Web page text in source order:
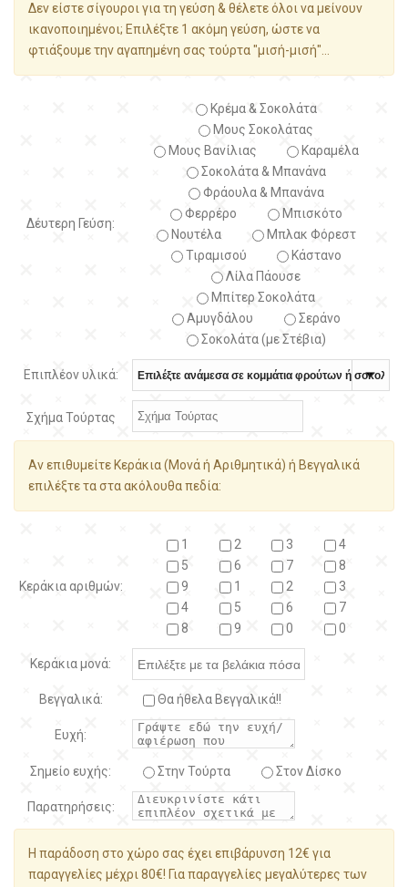
Δεν είστε σίγουροι για τη γεύση & θέλετε όλοι να μείνουν
ικανοποιημένοι; Επιλέξτε 1 ακόμη γεύση, ώστε να
φτιάξουμε την αγαπημένη σας τούρτα "μισή-μισή"...
Δέυτερη Γεύση:
Κρέμα & Σοκολάτα
Μους Σοκολάτας
Μους Βανίλιας
Καραμέλα
Σοκολάτα & Μπανάνα
Φράουλα & Μπανάνα
Φερρέρο
Μπισκότο
Νουτέλα
Μπλακ Φόρεστ
Τιραμισού
Κάστανο
Λίλα Πάουσε
Μπίτερ Σοκολάτα
Αμυγδάλου
Σεράνο
Σοκολάτα (με Στέβια)
Επιπλέον υλικά:
Σχήμα Τούρτας
Αν επιθυμείτε Κεράκια (Μονά ή Αριθμητικά) ή Βεγγαλικά
επιλέξτε τα στα ακόλουθα πεδία:
Κεράκια αριθμών:
1 2 3
4
5
6 7
8
9
1 2
3
4
5 6
7
8
9 0 0
Κεράκια μονά:
Βεγγαλικά: Θα ήθελα Βεγγαλικά!!
Ευχή:
Σημείο ευχής: Στην Τούρτα Στον Δίσκο
Παρατηρήσεις:
Η παράδοση στο χώρο σας έχει επιβάρυνση 12€ για
παραγγελίες μέχρι 80€! Για παραγγελίες μεγαλύτερες των